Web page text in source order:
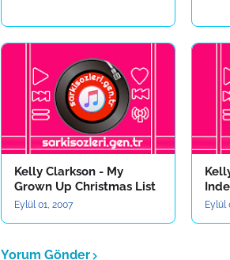
Kelly Clarkson - My
Grown Up Christmas List
Eylül 01, 2007 Eylül
Yorum Gönder